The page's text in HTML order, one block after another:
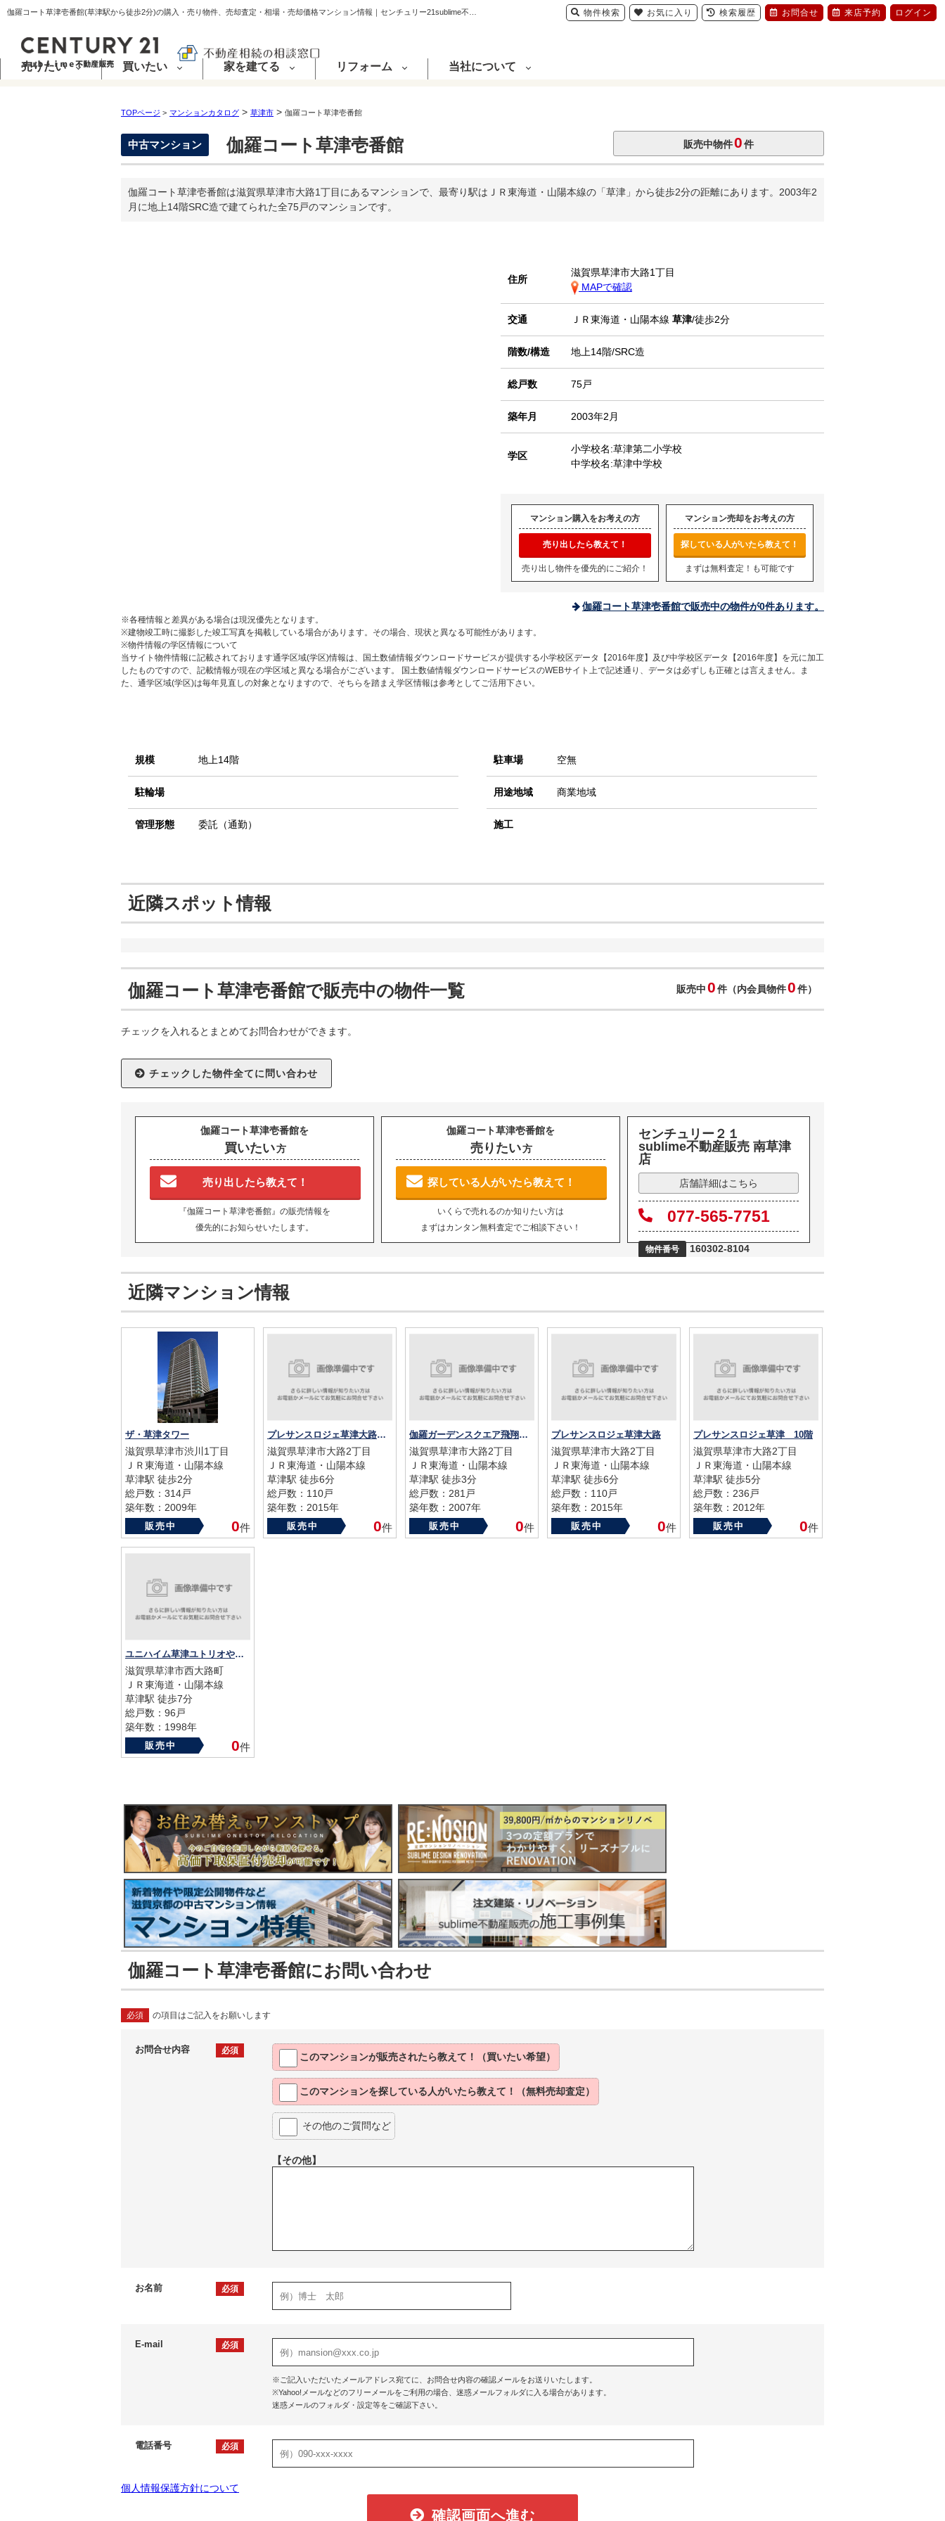
売りたい 買いたい 家を建てる リフォーム 当社について
TOPページ > マンションカタログ > 草津市 > 伽羅コート草津壱番館
中古マンション 伽羅コート草津壱番館 販売中物件0件
伽羅コート草津壱番館は滋賀県草津市大路1丁目にあるマンションで、最寄り駅はＪＲ東海道・山陽本線の「草津」から徒歩2分の距離にあります。2003年2
月に地上14階SRC造で建てられた全75戸のマンションです。
住所
滋賀県草津市大路1丁目
MAPで確認
交通 ＪＲ東海道・山陽本線 草津/徒歩2分
階数/構造 地上14階/SRC造
総戸数 75戸
築年月 2003年2月
学区
小学校名:草津第二小学校
中学校名:草津中学校
マンション購入をお考えの方
売り出したら教えて！
売り出し物件を優先的にご紹介！
マンション売却をお考えの方
探している人がいたら教えて！
まずは無料査定！も可能です
伽羅コート草津壱番館で販売中の物件が0件あります。
※各種情報と差異がある場合は現況優先となります。
※建物竣工時に撮影した竣工写真を掲載している場合があります。その場合、現状と異なる可能性があります。
※物件情報の学区情報について
当サイト物件情報に記載されております通学区域(学区)情報は、国土数値情報ダウンロードサービスが提供する小学校区データ【2016年度】及び中学校区データ【2016年度】を元に加工
したものですので、記載情報が現在の学区域と異なる場合がございます。 国土数値情報ダウンロードサービスのWEBサイト上で記述通り、データは必ずしも正確とは言えません。ま
た、通学区域(学区)は毎年見直しの対象となりますので、そちらを踏まえ学区情報は参考としてご活用下さい。
規模 地上14階
駐輪場
管理形態 委託（通勤）
駐車場 空無
用途地域 商業地域
施工
近隣スポット情報
伽羅コート草津壱番館で販売中の物件一覧 販売中0件（内会員物件0件）
チェックを入れるとまとめてお問合わせができます。
伽羅コート草津壱番館を
買いたい方
売り出したら教えて！
『伽羅コート草津壱番館』の販売情報を
優先的にお知らせいたします。
伽羅コート草津壱番館を
売りたい方
探している人がいたら教えて！
いくらで売れるのか知りたい方は
まずはカンタン無料査定でご相談下さい！
センチュリー２１
sublime不動産販売 南草津
店
店舗詳細はこちら
077-565-7751
物件番号 160302-8104
近隣マンション情報
ザ・草津タワー
滋賀県草津市渋川1丁目
ＪＲ東海道・山陽本線
草津駅 徒歩2分
総戸数：314戸
築年数：2009年
販売中 0件
プレサンスロジェ草津大路 15階
滋賀県草津市大路2丁目
ＪＲ東海道・山陽本線
草津駅 徒歩6分
総戸数：110戸
築年数：2015年
販売中 0件
伽羅ガーデンスクエア飛翔館・秀麗館
滋賀県草津市大路2丁目
ＪＲ東海道・山陽本線
草津駅 徒歩3分
総戸数：281戸
築年数：2007年
販売中 0件
プレサンスロジェ草津大路
滋賀県草津市大路2丁目
ＪＲ東海道・山陽本線
草津駅 徒歩6分
総戸数：110戸
築年数：2015年
販売中 0件
プレサンスロジェ草津 10階
滋賀県草津市大路2丁目
ＪＲ東海道・山陽本線
草津駅 徒歩5分
総戸数：236戸
築年数：2012年
販売中 0件
ユニハイム草津ユトリオやすらぎ館 7階
滋賀県草津市西大路町
ＪＲ東海道・山陽本線
草津駅 徒歩7分
総戸数：96戸
築年数：1998年
販売中 0件
伽羅コート草津壱番館にお問い合わせ
必須 の項目はご記入をお願いします
お問合せ内容 必須
このマンションが販売されたら教えて！（買いたい希望）
このマンションを探している人がいたら教えて！（無料売却査定）
その他のご質問など
【その他】
お名前 必須
E-mail 必須
※ご記入いただいたメールアドレス宛てに、お問合せ内容の確認メールをお送りいたします。
※Yahoo!メールなどのフリーメールをご利用の場合、迷惑メールフォルダに入る場合があります。
迷惑メールのフォルダ・設定等をご確認下さい。
電話番号 必須
個人情報保護方針について
確認画面へ進む
物件検索 お気に入り 検索履歴 お問合せ 来店予約 ログイン